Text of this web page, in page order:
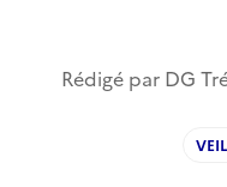
Rédigé par DG